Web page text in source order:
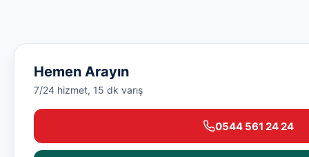
Hemen Arayın
7/24 hizmet, 15 dk varış
0544 561 24 24